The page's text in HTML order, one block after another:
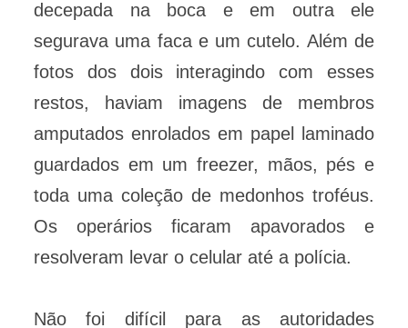
decepada na boca e em outra ele
segurava uma faca e um cutelo. Além de
fotos dos dois interagindo com esses
restos, haviam imagens de membros
amputados enrolados em papel laminado
guardados em um freezer, mãos, pés e
toda uma coleção de medonhos troféus.
Os operários ficaram apavorados e
resolveram levar o celular até a polícia.
Não foi difícil para as autoridades